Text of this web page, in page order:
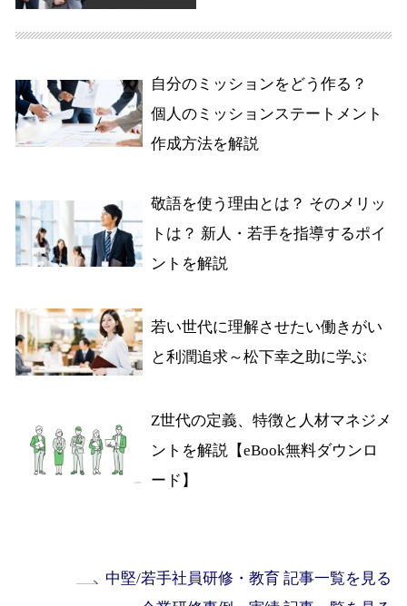
自分のミッションをどう作る？
個人のミッションステートメント
作成方法を解説
敬語を使う理由とは？ そのメリッ
トは？ 新人・若手を指導するポイ
ントを解説
若い世代に理解させたい働きがい
と利潤追求～松下幸之助に学ぶ
Z世代の定義、特徴と人材マネジメ
ントを解説【eBook無料ダウンロ
ード】
中堅/若手社員研修・教育 記事一覧を見る